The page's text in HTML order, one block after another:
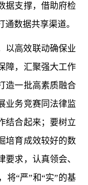
据支撑，借助府检
数据共享渠道。
以高效联动确保业
障，汇聚强大工作
造一批高素质融合
业务竞赛同法律监
结合起来；要树立
培育成效较好的数
求，认真领会、
将“严”和“实”的基